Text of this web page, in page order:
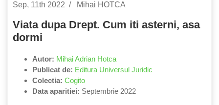
Sep, 11th 2022 Mihai HOTCA
Viata dupa Drept. Cum iti asterni, asa
dormi
Autor: Mihai Adrian Hotca
Publicat de: Editura Universul Juridic
Colectia: Cogito
Data aparitiei: Septembrie 2022